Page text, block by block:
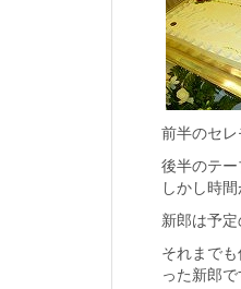
前半のセレ
後半のテ
しかし時
新郎は予
それまで
った新郎で